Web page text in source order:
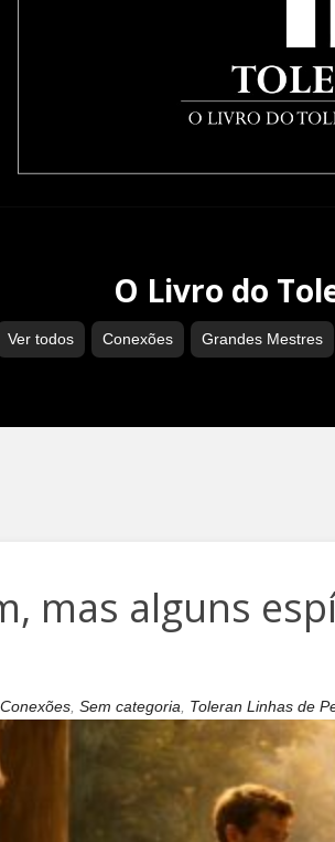
O Livro do
Ver todos Conexões Grandes Mestres
mas alguns
Conexões Sem categoria Toleran Linhas de